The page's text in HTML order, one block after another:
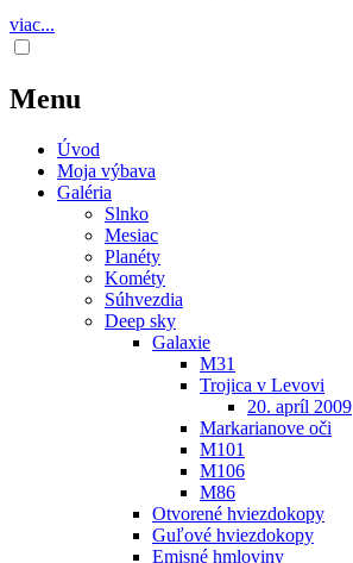
viac...
Menu
Úvod
Moja výbava
Galéria
Slnko
Mesiac
Planéty
Kométy
Súhvezdia
Deep sky
Galaxie
M31
Trojica v Levovi
20. apríl 2009
Markarianove oči
M101
M106
M86
Otvorené hviezdokopy
Guľové hviezdokopy
Emisné hmloviny